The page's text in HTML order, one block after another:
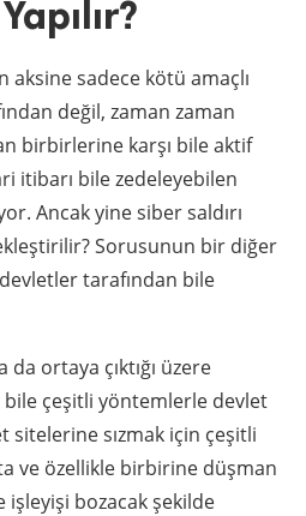
aksine sadece kötü amaçlı
değil, zaman zaman
birbirlerine karşı bile aktif
itibarı bile zedeleyebilen
Ancak yine siber saldırı
Sorusunun bir diğer
tarafından bile
ortaya çıktığı üzere
çeşitli yöntemlerle devlet
sitelerine sızmak için çeşitli
ve özellikle birbirine düşman
bozacak şekilde